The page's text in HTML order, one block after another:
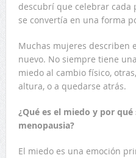
descubrí que celebrar cada
se convertía en una forma
Muchas mujeres describen
nuevo. No siempre tiene
miedo al cambio físico,
altura, o a quedarse atrás.
¿Qué es el miedo y por
menopausia?
El miedo es una emoción